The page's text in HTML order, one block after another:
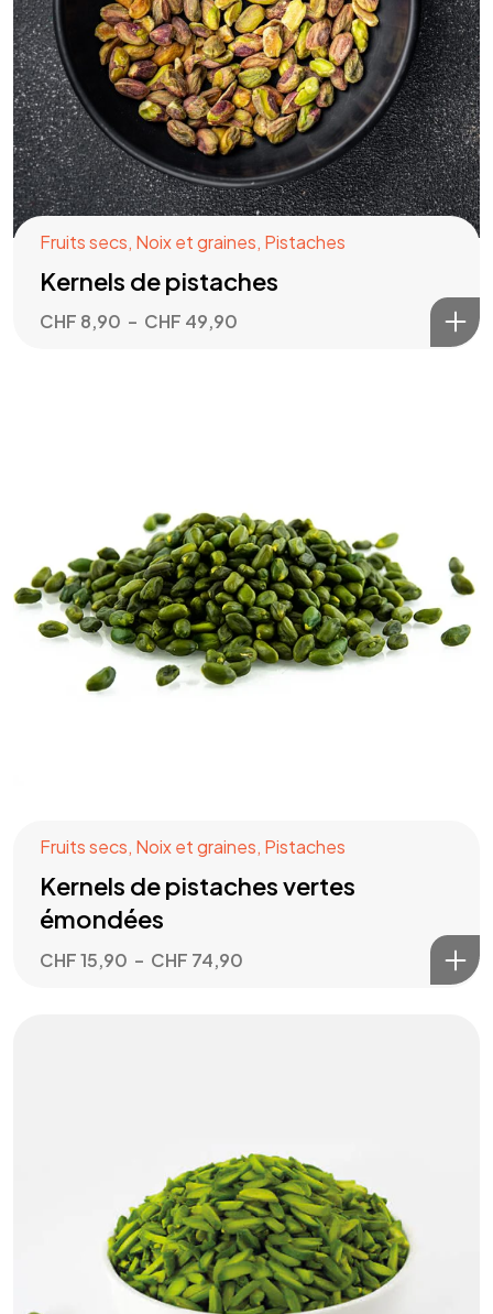
Fruits secs, Noix et graines, Pistaches
Kernels de pistaches
CHF 8,90 – CHF 49,90
Fruits secs, Noix et graines, Pistaches
Kernels de pistaches vertes
émondées
CHF15,90 – CHF 74,90